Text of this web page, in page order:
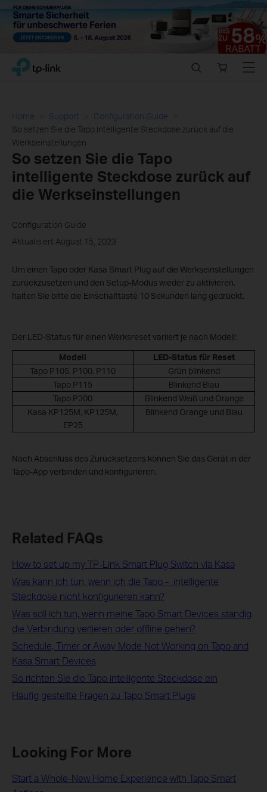
Close
Click
navigation
TP-Link, Reliably Smart
store
Menu
Home Support
Configuration Guide
So setzen Sie die Tapo intelligente Steckdose zurück auf die
Werkseinstellungen
So setzen Sie die Tapo
intelligente Steckdose zurück auf
die Werkseinstellungen
Configuration Guide
Aktualisiert August 15, 2023
Um einen Tapo oder Kasa Smart Plug auf die Werkseinstellungen
zurückzusetzen und den Setup-Modus wieder zu aktivieren,
halten Sie bitte die Einschalttaste 10 Sekunden lang gedrückt.
Der LED-Status für einen Werksreset variiert je nach Modell:
Modell
LED-Status für Reset
Tapo P105, P100, P110
Grün blinkend
Tapo P115
Blinkend Blau
Tapo P300
Blinkend Weiß und Orange
Kasa KP125M, KP125M,
EP25
Blinkend Orange und Blau
Nach Abschluss des Zurücksetzens können Sie das Gerät in der
Tapo-App verbinden und konfigurieren.
Related FAQs
How to set up my TP-Link Smart Plug Switch via Kasa
Was kann ich tun, wenn ich die Tapo - intelligente
Steckdose nicht konfigurieren kann?
Was soll ich tun, wenn meine Tapo Smart Devices ständig
die Verbindung verlieren oder offline gehen?
Schedule, Timer or Away Mode Not Working on Tapo and
Kasa Smart Devices
So richten Sie die Tapo intelligente Steckdose ein
Häufig gestellte Fragen zu Tapo Smart Plugs
Looking For More
Start a Whole-New Home Experience with Tapo Smart